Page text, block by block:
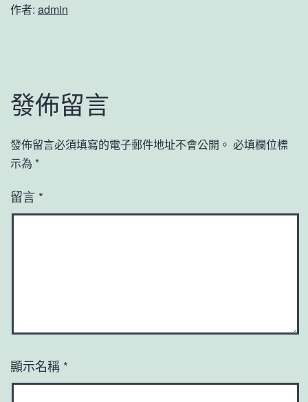
作者: admin
發佈留言
發佈留言必須填寫的電子郵件地址不會公開。 必填欄位標
示為 *
留言 *
顯示名稱 *